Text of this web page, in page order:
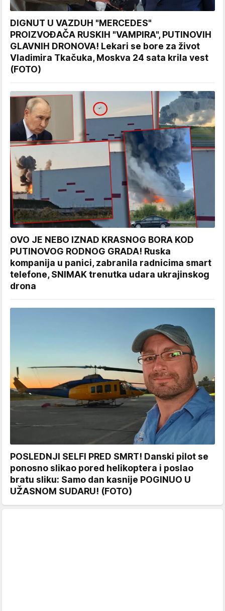
DIGNUT U VAZDUH "MERCEDES"
PROIZVOĐAČA RUSKIH "VAMPIRA", PUTINOVIH
GLAVNIH DRONOVA! Lekari se bore za život
Vladimira Tkačuka, Moskva 24 sata krila vest
(FOTO)
OVO JE NEBO IZNAD KRASNOG BORA KOD
PUTINOVOG RODNOG GRADA! Ruska
kompanija u panici, zabranila radnicima smart
telefone, SNIMAK trenutka udara ukrajinskog
drona
POSLEDNJI SELFI PRED SMRT! Danski pilot se
ponosno slikao pored helikoptera i poslao
bratu sliku: Samo dan kasnije POGINUO U
UŽASNOM SUDARU! (FOTO)